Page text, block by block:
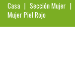
Casa | Sección Mujer |
Mujer Piel Rojo